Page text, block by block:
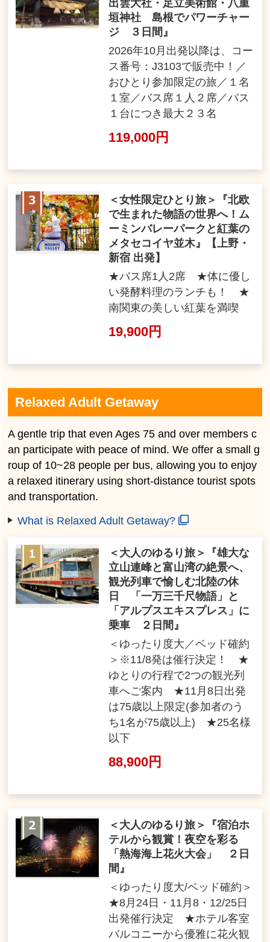
出雲大社・足立美術館・八重
垣神社 島根でパワーチャー
ジ ３日間』
2026年10月出発以降は、コー
ス番号：J3103で販売中！／
おひとり参加限定の旅／１名
１室／バス席１人２席／バス
１台につき最大２３名
119,000円
＜女性限定ひとり旅＞『北欧
で生まれた物語の世界へ！ム
ーミンバレーパークと紅葉の
メタセコイヤ並木』【上野・
新宿 出発】
★バス席1人2席 ★体に優し
い発酵料理のランチも！ ★
南関東の美しい紅葉を満喫
19,900円
Relaxed Adult Getaway
A gentle trip that even Ages 75 and over members c
an participate with peace of mind. We offer a small g
roup of 10~28 people per bus, allowing you to enjoy
a relaxed itinerary using short-distance tourist spots
and transportation.
What is Relaxed Adult Getaway?
＜大人のゆるり旅＞『雄大な
立山連峰と富山湾の絶景へ、
観光列車で愉しむ北陸の休
日 「一万三千尺物語」と
「アルプスエキスプレス」に
乗車 ２日間』
＜ゆったり度大／ベッド確約
＞※11/8発は催行決定！ ★
ゆとりの行程で2つの観光列
車へご案内 ★11月8日出発
は75歳以上限定(参加者のう
ち1名が75歳以上) ★25名様
以下
88,900円
＜大人のゆるり旅＞『宿泊ホ
テルから観賞！夜空を彩る
「熱海海上花火大会」 ２日
間』
＜ゆったり度大/ベッド確約＞
★8月24日・11月8・12/25日
出発催行決定 ★ホテル客室
バルコニーから優雅に花火観